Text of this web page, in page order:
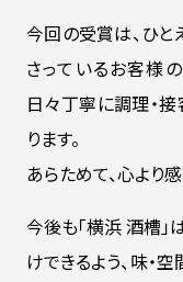
今回の受賞は、ひと
さっているお客様
日々丁寧に調理・
ります。
あらためて、心より
今後も「横浜 酒槽」
けできるよう、味・